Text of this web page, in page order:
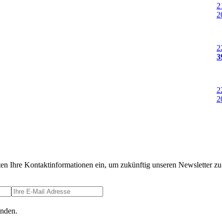
Ihre Kontaktinformationen ein, um zukünftig unseren Newsletter